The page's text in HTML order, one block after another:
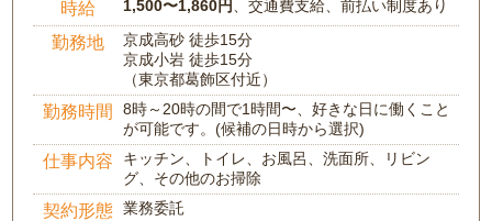
時給 1,500〜1,860円 、交通費支給、前払い制度あり
勤務地
京成高砂 徒歩15分
京成小岩 徒歩15分
（東京都葛飾区付近）
勤務時間
8時～20時の間で1時間〜、好きな日に働くこと
が可能です。(候補の日時から選択)
仕事内容
キッチン、トイレ、お風呂、洗面所、リビン
グ、その他のお掃除
契約形態 業務委託